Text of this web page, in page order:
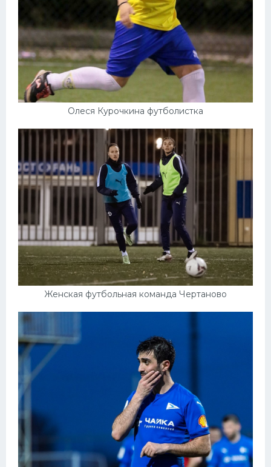
Олеся Курочкина футболистка
Женская футбольная команда Чертаново